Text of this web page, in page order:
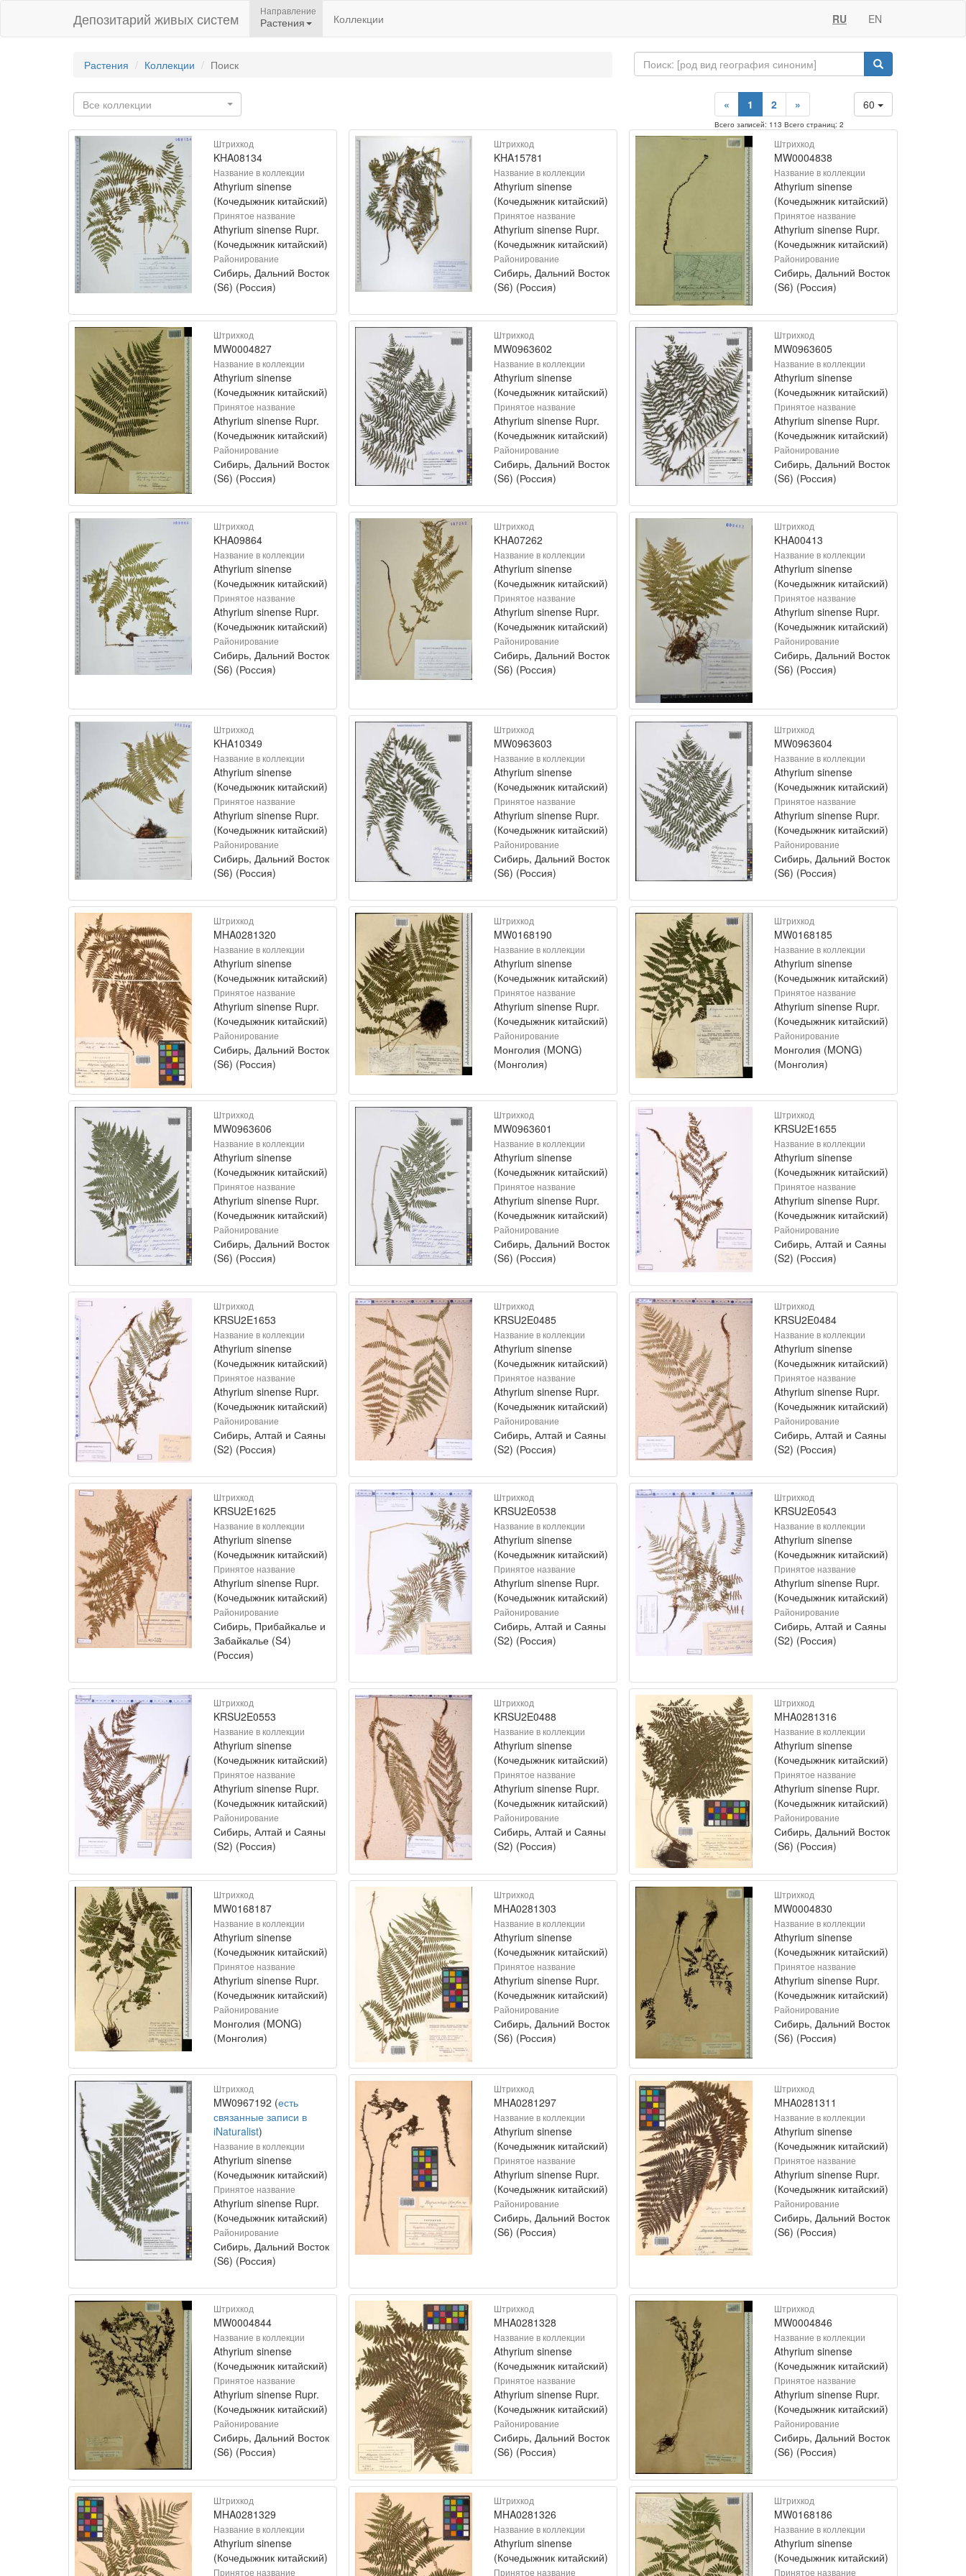
Депозитарий живых систем Направление
Растения Коллекции RU EN
Растения Коллекции Поиск
Все коллекции 60
« 1 2 »
Всего записей: 113 Всего страниц: 2
Штрихкод
KHA08134
Название в коллекции
Athyrium sinense
(Кочедыжник китайский)
Принятое название
Athyrium sinense Rupr.
(Кочедыжник китайский)
Районирование
Сибирь, Дальний Восток
(S6) (Россия)
Штрихкод
KHA15781
Название в коллекции
Athyrium sinense
(Кочедыжник китайский)
Принятое название
Athyrium sinense Rupr.
(Кочедыжник китайский)
Районирование
Сибирь, Дальний Восток
(S6) (Россия)
Штрихкод
MW0004838
Название в коллекции
Athyrium sinense
(Кочедыжник китайский)
Принятое название
Athyrium sinense Rupr.
(Кочедыжник китайский)
Районирование
Сибирь, Дальний Восток
(S6) (Россия)
Штрихкод
MW0004827
Название в коллекции
Athyrium sinense
(Кочедыжник китайский)
Принятое название
Athyrium sinense Rupr.
(Кочедыжник китайский)
Районирование
Сибирь, Дальний Восток
(S6) (Россия)
Штрихкод
MW0963602
Название в коллекции
Athyrium sinense
(Кочедыжник китайский)
Принятое название
Athyrium sinense Rupr.
(Кочедыжник китайский)
Районирование
Сибирь, Дальний Восток
(S6) (Россия)
Штрихкод
MW0963605
Название в коллекции
Athyrium sinense
(Кочедыжник китайский)
Принятое название
Athyrium sinense Rupr.
(Кочедыжник китайский)
Районирование
Сибирь, Дальний Восток
(S6) (Россия)
Штрихкод
KHA09864
Название в коллекции
Athyrium sinense
(Кочедыжник китайский)
Принятое название
Athyrium sinense Rupr.
(Кочедыжник китайский)
Районирование
Сибирь, Дальний Восток
(S6) (Россия)
Штрихкод
KHA07262
Название в коллекции
Athyrium sinense
(Кочедыжник китайский)
Принятое название
Athyrium sinense Rupr.
(Кочедыжник китайский)
Районирование
Сибирь, Дальний Восток
(S6) (Россия)
Штрихкод
KHA00413
Название в коллекции
Athyrium sinense
(Кочедыжник китайский)
Принятое название
Athyrium sinense Rupr.
(Кочедыжник китайский)
Районирование
Сибирь, Дальний Восток
(S6) (Россия)
Штрихкод
KHA10349
Название в коллекции
Athyrium sinense
(Кочедыжник китайский)
Принятое название
Athyrium sinense Rupr.
(Кочедыжник китайский)
Районирование
Сибирь, Дальний Восток
(S6) (Россия)
Штрихкод
MW0963603
Название в коллекции
Athyrium sinense
(Кочедыжник китайский)
Принятое название
Athyrium sinense Rupr.
(Кочедыжник китайский)
Районирование
Сибирь, Дальний Восток
(S6) (Россия)
Штрихкод
MW0963604
Название в коллекции
Athyrium sinense
(Кочедыжник китайский)
Принятое название
Athyrium sinense Rupr.
(Кочедыжник китайский)
Районирование
Сибирь, Дальний Восток
(S6) (Россия)
Штрихкод
MHA0281320
Название в коллекции
Athyrium sinense
(Кочедыжник китайский)
Принятое название
Athyrium sinense Rupr.
(Кочедыжник китайский)
Районирование
Сибирь, Дальний Восток
(S6) (Россия)
Штрихкод
MW0168190
Название в коллекции
Athyrium sinense
(Кочедыжник китайский)
Принятое название
Athyrium sinense Rupr.
(Кочедыжник китайский)
Районирование
Монголия (MONG)
(Монголия)
Штрихкод
MW0168185
Название в коллекции
Athyrium sinense
(Кочедыжник китайский)
Принятое название
Athyrium sinense Rupr.
(Кочедыжник китайский)
Районирование
Монголия (MONG)
(Монголия)
Штрихкод
MW0963606
Название в коллекции
Athyrium sinense
(Кочедыжник китайский)
Принятое название
Athyrium sinense Rupr.
(Кочедыжник китайский)
Районирование
Сибирь, Дальний Восток
(S6) (Россия)
Штрихкод
MW0963601
Название в коллекции
Athyrium sinense
(Кочедыжник китайский)
Принятое название
Athyrium sinense Rupr.
(Кочедыжник китайский)
Районирование
Сибирь, Дальний Восток
(S6) (Россия)
Штрихкод
KRSU2E1655
Название в коллекции
Athyrium sinense
(Кочедыжник китайский)
Принятое название
Athyrium sinense Rupr.
(Кочедыжник китайский)
Районирование
Сибирь, Алтай и Саяны
(S2) (Россия)
Штрихкод
KRSU2E1653
Название в коллекции
Athyrium sinense
(Кочедыжник китайский)
Принятое название
Athyrium sinense Rupr.
(Кочедыжник китайский)
Районирование
Сибирь, Алтай и Саяны
(S2) (Россия)
Штрихкод
KRSU2E0485
Название в коллекции
Athyrium sinense
(Кочедыжник китайский)
Принятое название
Athyrium sinense Rupr.
(Кочедыжник китайский)
Районирование
Сибирь, Алтай и Саяны
(S2) (Россия)
Штрихкод
KRSU2E0484
Название в коллекции
Athyrium sinense
(Кочедыжник китайский)
Принятое название
Athyrium sinense Rupr.
(Кочедыжник китайский)
Районирование
Сибирь, Алтай и Саяны
(S2) (Россия)
Штрихкод
KRSU2E1625
Название в коллекции
Athyrium sinense
(Кочедыжник китайский)
Принятое название
Athyrium sinense Rupr.
(Кочедыжник китайский)
Районирование
Сибирь, Прибайкалье и
Забайкалье (S4)
(Россия)
Штрихкод
KRSU2E0538
Название в коллекции
Athyrium sinense
(Кочедыжник китайский)
Принятое название
Athyrium sinense Rupr.
(Кочедыжник китайский)
Районирование
Сибирь, Алтай и Саяны
(S2) (Россия)
Штрихкод
KRSU2E0543
Название в коллекции
Athyrium sinense
(Кочедыжник китайский)
Принятое название
Athyrium sinense Rupr.
(Кочедыжник китайский)
Районирование
Сибирь, Алтай и Саяны
(S2) (Россия)
Штрихкод
KRSU2E0553
Название в коллекции
Athyrium sinense
(Кочедыжник китайский)
Принятое название
Athyrium sinense Rupr.
(Кочедыжник китайский)
Районирование
Сибирь, Алтай и Саяны
(S2) (Россия)
Штрихкод
KRSU2E0488
Название в коллекции
Athyrium sinense
(Кочедыжник китайский)
Принятое название
Athyrium sinense Rupr.
(Кочедыжник китайский)
Районирование
Сибирь, Алтай и Саяны
(S2) (Россия)
Штрихкод
MHA0281316
Название в коллекции
Athyrium sinense
(Кочедыжник китайский)
Принятое название
Athyrium sinense Rupr.
(Кочедыжник китайский)
Районирование
Сибирь, Дальний Восток
(S6) (Россия)
Штрихкод
MW0168187
Название в коллекции
Athyrium sinense
(Кочедыжник китайский)
Принятое название
Athyrium sinense Rupr.
(Кочедыжник китайский)
Районирование
Монголия (MONG)
(Монголия)
Штрихкод
MHA0281303
Название в коллекции
Athyrium sinense
(Кочедыжник китайский)
Принятое название
Athyrium sinense Rupr.
(Кочедыжник китайский)
Районирование
Сибирь, Дальний Восток
(S6) (Россия)
Штрихкод
MW0004830
Название в коллекции
Athyrium sinense
(Кочедыжник китайский)
Принятое название
Athyrium sinense Rupr.
(Кочедыжник китайский)
Районирование
Сибирь, Дальний Восток
(S6) (Россия)
Штрихкод
MW0967192 (есть
связанные записи в
iNaturalist)
Название в коллекции
Athyrium sinense
(Кочедыжник китайский)
Принятое название
Athyrium sinense Rupr.
(Кочедыжник китайский)
Районирование
Сибирь, Дальний Восток
(S6) (Россия)
Штрихкод
MHA0281297
Название в коллекции
Athyrium sinense
(Кочедыжник китайский)
Принятое название
Athyrium sinense Rupr.
(Кочедыжник китайский)
Районирование
Сибирь, Дальний Восток
(S6) (Россия)
Штрихкод
MHA0281311
Название в коллекции
Athyrium sinense
(Кочедыжник китайский)
Принятое название
Athyrium sinense Rupr.
(Кочедыжник китайский)
Районирование
Сибирь, Дальний Восток
(S6) (Россия)
Штрихкод
MW0004844
Название в коллекции
Athyrium sinense
(Кочедыжник китайский)
Принятое название
Athyrium sinense Rupr.
(Кочедыжник китайский)
Районирование
Сибирь, Дальний Восток
(S6) (Россия)
Штрихкод
MHA0281328
Название в коллекции
Athyrium sinense
(Кочедыжник китайский)
Принятое название
Athyrium sinense Rupr.
(Кочедыжник китайский)
Районирование
Сибирь, Дальний Восток
(S6) (Россия)
Штрихкод
MW0004846
Название в коллекции
Athyrium sinense
(Кочедыжник китайский)
Принятое название
Athyrium sinense Rupr.
(Кочедыжник китайский)
Районирование
Сибирь, Дальний Восток
(S6) (Россия)
Штрихкод
MHA0281329
Название в коллекции
Athyrium sinense
(Кочедыжник китайский)
Принятое название
Штрихкод
MHA0281326
Название в коллекции
Athyrium sinense
(Кочедыжник китайский)
Принятое название
Штрихкод
MW0168186
Название в коллекции
Athyrium sinense
(Кочедыжник китайский)
Принятое название